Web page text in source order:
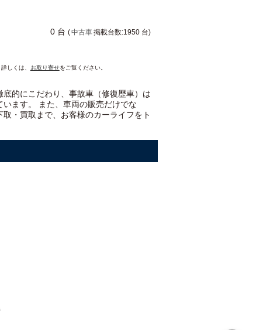
0 台 (中古車掲載台数:1950 台)
しくは、 お取り寄せをご覧ください。
的にこだわり、事故車（修復歴車）は
います。 また、車両の販売だけでな
・買取まで、お客様のカーライフをト